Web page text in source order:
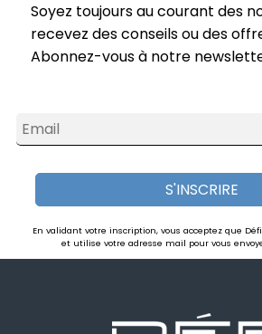
Soyez toujours au courant des
recevez des conseils ou des
Abonnez-vous à notre
Email
S'INSCRIRE
En validant votre inscription, vous acceptez que
et utilise votre adresse mail pour vous